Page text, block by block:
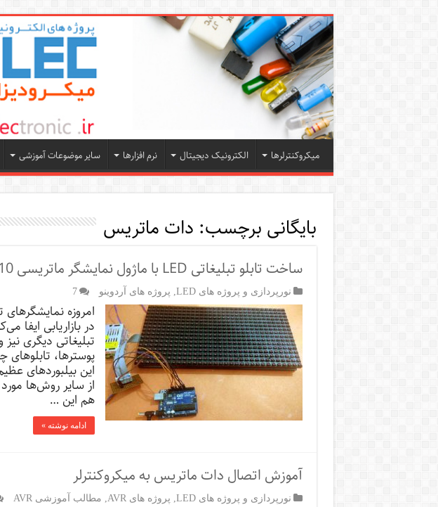
میکروکنترلرها الکترونیک دیجیتال نرم افزارها سایر موضوعات آموزشی
بایگانی برچسب: دات ماتریس
ساخت تابلو تبلیغاتی LED با ماژول نمایشگر ماتریسی P10 و آردوینو
نورپردازی و پروژه های LED پروژه های آردوینو 7
امروزه
در بازاریابی ایفا
تبلیغاتی دیگری نیز
پوسترها،
از سایر روش‌ها
هم این …
ادامه نوشته »
آموزش اتصال دات ماتریس به میکروکنترلر
نورپردازی و پروژه های LED پروژه های AVR مطالب آموزشی AVR